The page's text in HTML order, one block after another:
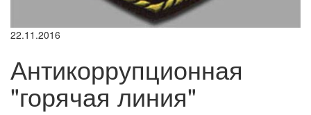
22.11.2016
Антикоррупционная
"горячая линия"